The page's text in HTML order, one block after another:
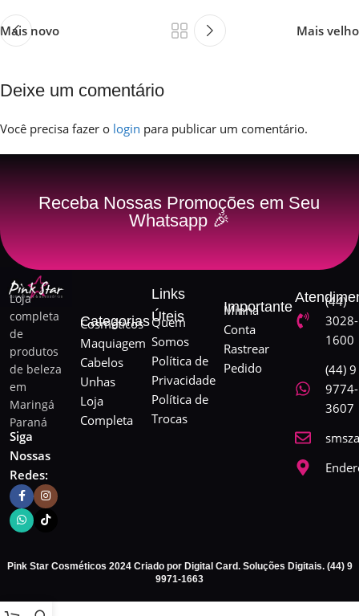
Mais novo Mais velho
Deixe um comentário
Você precisa fazer o login para publicar um comentário.
Receba Nossas Promoções em Seu
Whatsapp 🎉
Loja
completa
de
produtos
de beleza
em
Maringá
Paraná
Siga
Nossas
Redes:
Categorias
Cosméticos
Maquiagem
Cabelos
Unhas
Loja
Completa
Links
Úteis
Quem
Somos
Política de
Privacidade
Política de
Trocas
Importante
Minha
Conta
Rastrear
Pedido
(44)
3028-
1600
(44) 9
9774-
3607
Pink Star Cosméticos 2024 Criado por Digital Card. Soluções Digitais. (44) 9
9971-1663